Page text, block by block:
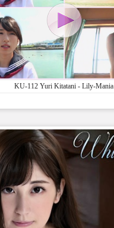
KU-112 Yuri Kitatani - Lily-Mania